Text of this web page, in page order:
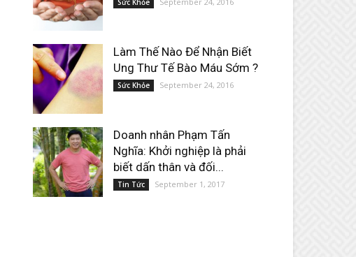
Sức Khỏe
Làm Thế Nào Để Nhận Biết
Ung Thư Tế Bào Máu Sớm ?
Sức Khỏe September 24, 2016
Doanh nhân Phạm Tấn
Nghĩa: Khởi nghiệp là phải
biết dấn thân và đối...
Tin Tức September 1, 2017